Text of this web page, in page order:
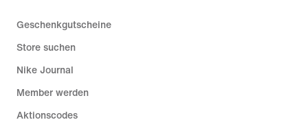
Geschenkgutscheine
Store suchen
Nike Journal
Member werden
Aktionscodes